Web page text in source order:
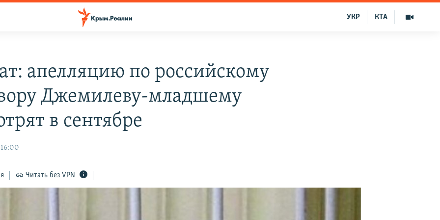
КТА
УКР
апелляцию по российскому
Джемилеву-младшему
в сентябре
16:00
Читать без VPN